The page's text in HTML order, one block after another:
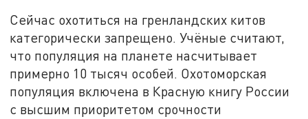
Сейчас охотиться на гренландских китов
категорически запрещено. Учёные считают,
что популяция на планете насчитывает
примерно 10 тысяч особей. Охотоморская
популяция включена в Красную книгу России
с высшим приоритетом срочности